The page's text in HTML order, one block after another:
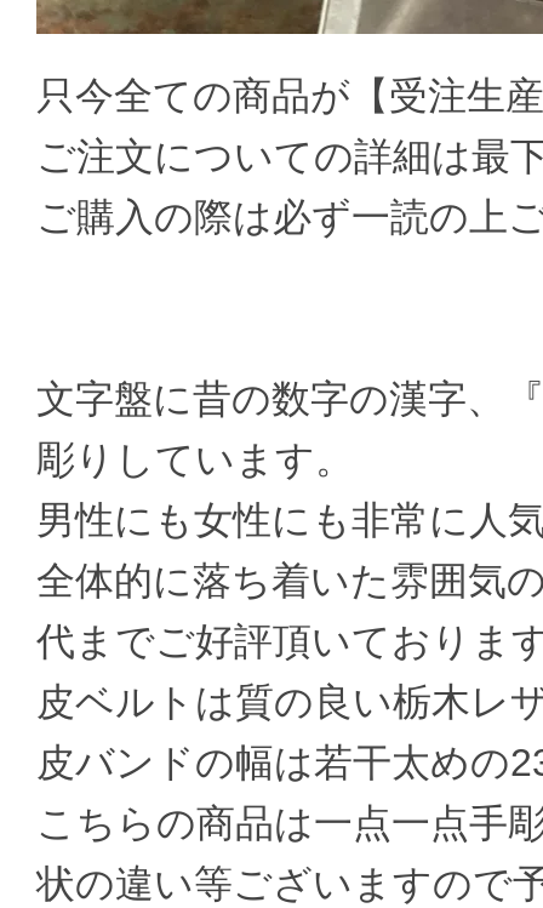
只今全ての商品が【受注生
ご注文についての詳細は最
ご購入の際は必ず一読の上
文字盤に昔の数字の漢字、
彫りしています。
男性にも女性にも非常に人
全体的に落ち着いた雰囲気
代までご好評頂いておりま
皮ベルトは質の良い栃木レ
皮バンドの幅は若干太めの
こちらの商品は一点一点手
状の違い等ございますので